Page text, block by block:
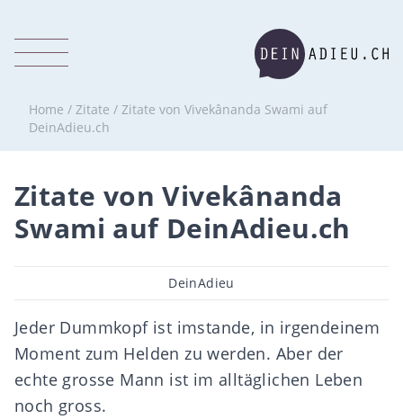
Home / Zitate / Zitate von Vivekânanda Swami auf
DeinAdieu.ch
Zitate von Vivekânanda
Swami auf DeinAdieu.ch
Beitragsautor
DeinAdieu
Jeder Dummkopf ist imstande, in irgendeinem
Moment zum Helden zu werden. Aber der
echte grosse Mann ist im alltäglichen Leben
noch gross.